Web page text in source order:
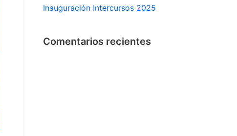
Inauguración Intercursos 2025
Comentarios recientes